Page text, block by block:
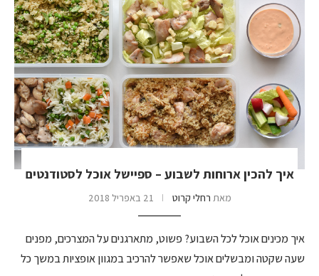
איך להכין ארוחות לשבוע – ספיישל אוכל לסטודנטים
מאת רחלי קרוט 21 באפריל 2018
איך מכינים אוכל לכל השבוע? פשוט, מתארגנים על המצרכים, מפנים
שעה שקטה ומבשלים אוכל שאפשר להרכיב במגוון אופציות במשך כל